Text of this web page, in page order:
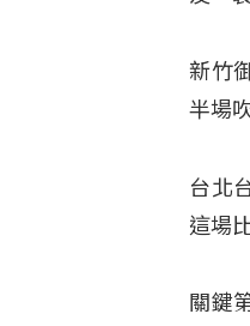
新竹
半場
台北
這場
關鍵